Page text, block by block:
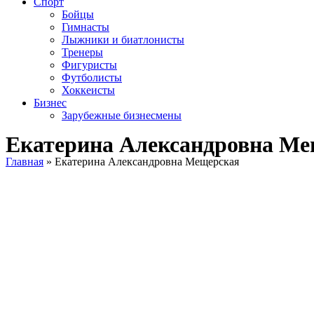
Бойцы
Гимнасты
Лыжники и биатлонисты
Тренеры
Фигуристы
Футболисты
Хоккеисты
Бизнес
Зарубежные бизнесмены
Екатерина Александровна
Главная » Екатерина Александровна Мещерская